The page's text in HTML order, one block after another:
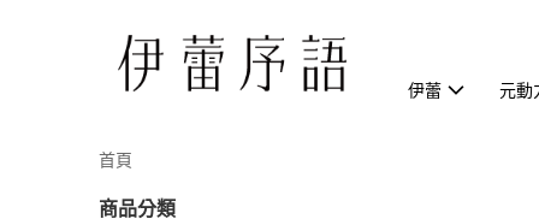
伊蕾 元動
首頁
商品分類